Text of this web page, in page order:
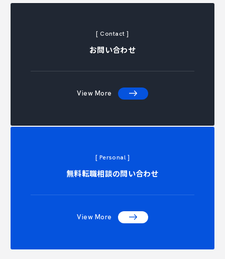
[ Contact ]
お問い合わせ
View More
[ Personal ]
無料転職相談の問い合わせ
View More